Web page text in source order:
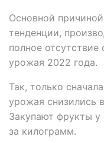
Основной
тенденции,
полное отсутствие
урожая 2022 года.
Так, только
урожая снизились
Закупают фрукты у
за килограмм.